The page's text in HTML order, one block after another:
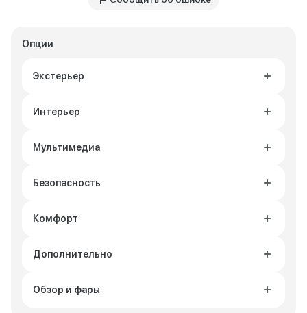
Опции
Экстерьер
Интерьер
Мультимедиа
Безопасность
Комфорт
Дополнительно
Обзор и фары